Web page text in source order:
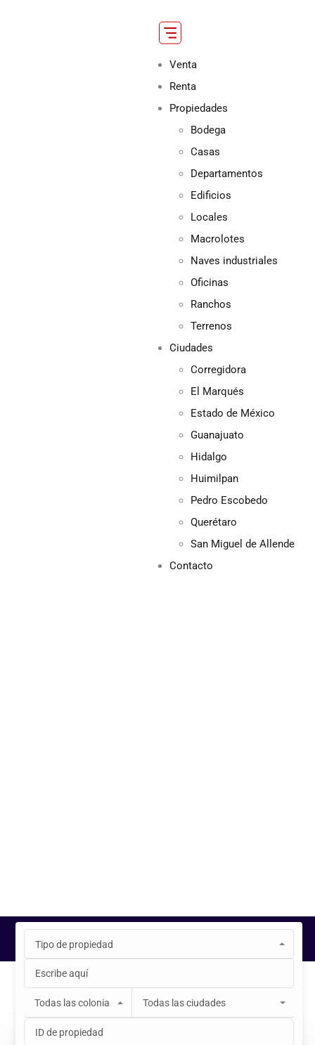
Venta
Renta
Propiedades
Bodega
Casas
Departamentos
Edificios
Locales
Macrolotes
Naves industriales
Oficinas
Ranchos
Terrenos
Ciudades
Corregidora
El Marqués
Estado de México
Guanajuato
Hidalgo
Huimilpan
Pedro Escobedo
Querétaro
San Miguel de Allende
Contacto
Todas las ciudades
Todas las colonias
Tipo de propiedad
Inicio
Propiedad única